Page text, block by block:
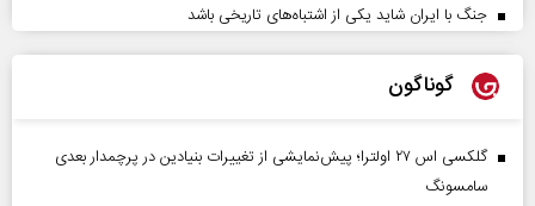
جنگ با ایران شاید یکی از اشتباه‌های تاریخی باشد
گوناگون
گلکسی اس ۲۷ اولترا؛ پیش‌نمایشی از تغییرات بنیادین در پرچمدار بعدی
سامسونگ